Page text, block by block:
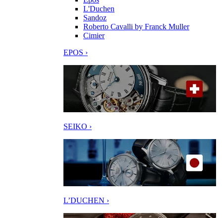
L'Duchen
Sandoz
Roberto Cavalli by Franck Muller
Cimier
EPOS ›
SEIKO ›
L’DUCHEN ›